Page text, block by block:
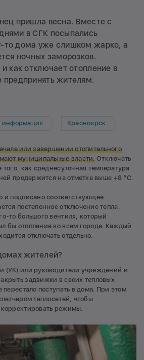
пришла весна. Вместе с
в СГК посыпались
дома уже слишком жарко, а
ночных заморозков.
как отключает отопление в
жителям.
информация Красноярск
или завершении отопительного
муниципальные власти.Отключать
как среднесуточная температура
продержится на отметке выше +8 °С.
и подписано соответствующее
постепенное отключение тепла.
то большого вентиля, который
бы отопление во всем городе. Каждый
отключать отдельно.
жителей?
(УК) или руководители учреждений и
задвижки в своих тепловых
перестало поступать в дома. При этом
теплосетей, чтобы
режимы.